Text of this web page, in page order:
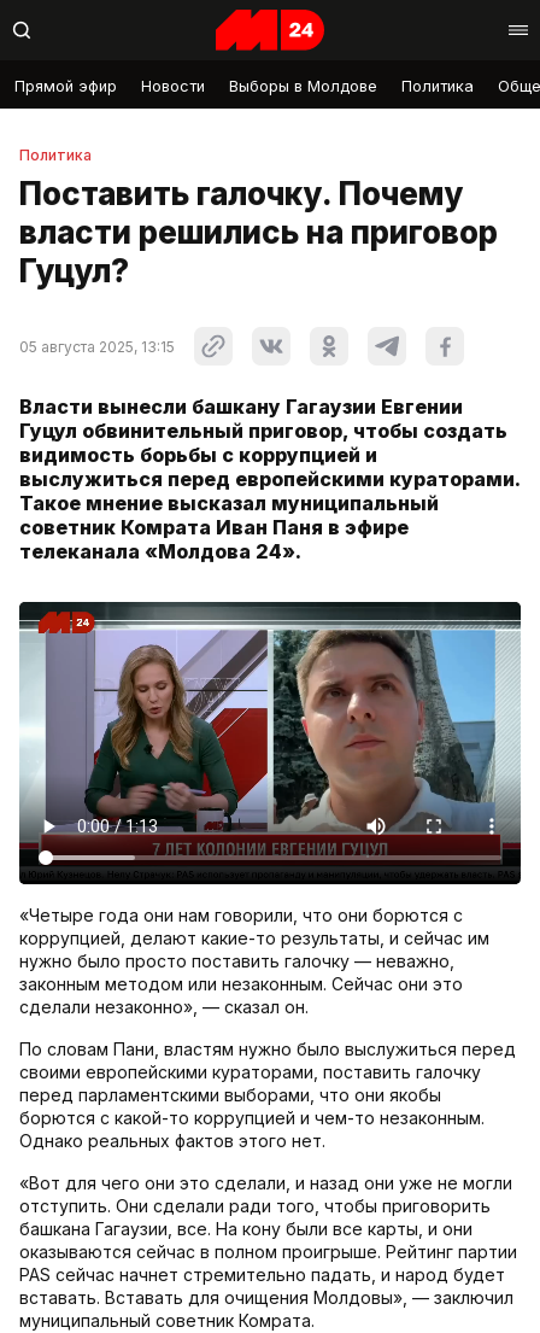
Прямой эфир Новости Выборы в Молдове Политика
Политика
Поставить галочку. Почему
власти решились на приговор
Гуцул?
05 августа 2025, 13:15
Власти вынесли башкану Гагаузии Евгении
Гуцул обвинительный приговор, чтобы создать
видимость борьбы с коррупцией и
выслужиться перед европейскими кураторами.
Такое мнение высказал муниципальный
советник Комрата Иван Паня в эфире
телеканала «Молдова 24».
«Четыре года они нам говорили, что они борются с
коррупцией, делают какие-то результаты, и сейчас им
нужно было просто поставить галочку — неважно,
законным методом или незаконным. Сейчас они это
сделали незаконно», — сказал он.
По словам Пани, властям нужно было выслужиться перед
своими европейскими кураторами, поставить галочку
перед парламентскими выборами, что они якобы
борются с какой-то коррупцией и чем-то незаконным.
Однако реальных фактов этого нет.
«Вот для чего они это сделали, и назад они уже не могли
отступить. Они сделали ради того, чтобы приговорить
башкана Гагаузии, все. На кону были все карты, и они
оказываются сейчас в полном проигрыше. Рейтинг партии
PAS сейчас начнет стремительно падать, и народ будет
вставать. Вставать для очищения Молдовы», — заключил
муниципальный советник Комрата.